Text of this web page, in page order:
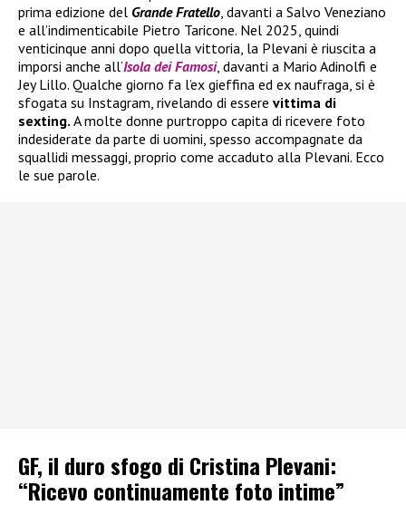
prima edizione del Grande Fratello , davanti a Salvo Veneziano
e all’indimenticabile Pietro Taricone. Nel 2025, quindi
venticinque anni dopo quella vittoria, la Plevani è riuscita a
imporsi anche all’Isola dei Famosi, davanti a Mario Adinolfi e
Jey Lillo. Qualche giorno fa l’ex gieffina ed ex naufraga, si è
sfogata su Instagram, rivelando di essere vittima di
sexting. A molte donne purtroppo capita di ricevere foto
indesiderate da parte di uomini, spesso accompagnate da
squallidi messaggi, proprio come accaduto alla Plevani. Ecco
le sue parole.
GF, il duro sfogo di Cristina Plevani:
“Ricevo continuamente foto intime”